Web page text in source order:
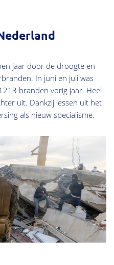
jaar door de droogte en
In juni en juli was
branden vorig jaar. Heel
uit. Dankzij lessen uit het
als nieuw specialisme.